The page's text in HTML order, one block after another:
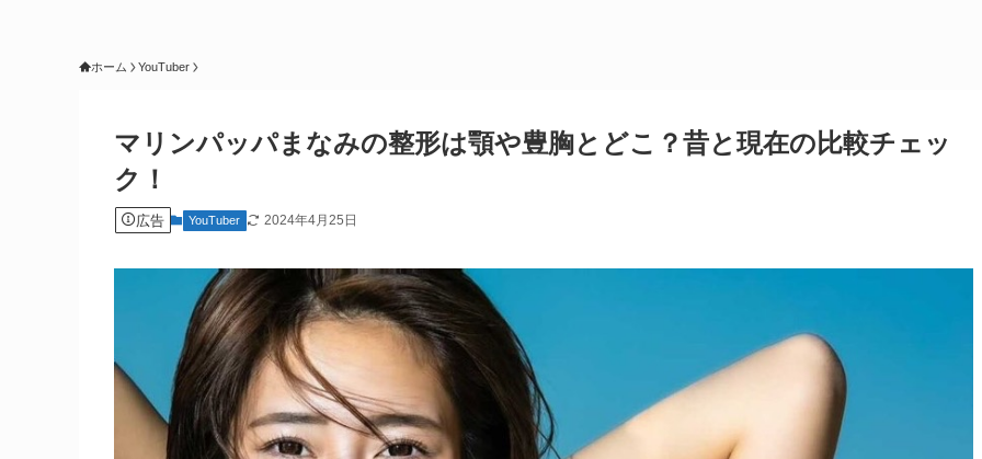
ホーム YouTuber
マリンパッパまなみの整形は顎や豊胸とどこ？昔と現在の比較チェッ
ク！
広告 YouTuber 2024年4月25日